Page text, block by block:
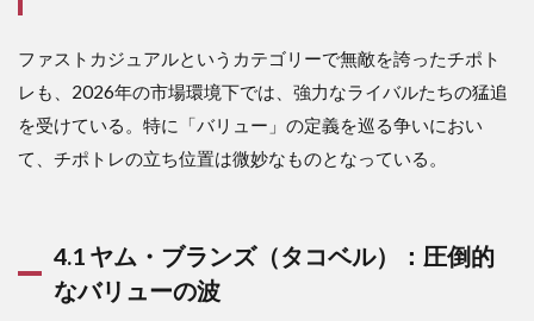
ファストカジュアルというカテゴリーで無敵を誇ったチポト
レも、2026年の市場環境下では、強力なライバルたちの猛追
を受けている。特に「バリュー」の定義を巡る争いにおい
て、チポトレの立ち位置は微妙なものとなっている。
4.1 ヤム・ブランズ（タコベル）：圧倒的
なバリューの波